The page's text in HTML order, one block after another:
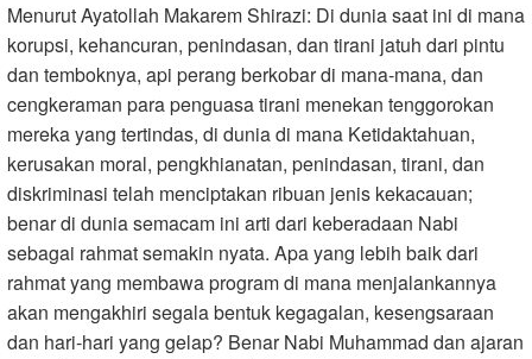
Menurut Ayatollah Makarem Shirazi: Di ​​dunia saat ini di mana
korupsi, kehancuran, penindasan, dan tirani jatuh dari pintu
dan temboknya, api perang berkobar di mana-mana, dan
cengkeraman para penguasa tirani menekan tenggorokan
mereka yang tertindas, di dunia di mana Ketidaktahuan,
kerusakan moral, pengkhianatan, penindasan, tirani, dan
diskriminasi telah menciptakan ribuan jenis kekacauan;
benar di dunia semacam ini arti dari keberadaan Nabi
sebagai rahmat semakin nyata. Apa yang lebih baik dari
rahmat yang membawa program di mana menjalankannya
akan mengakhiri segala bentuk kegagalan, kesengsaraan
dan hari-hari yang gelap? Benar Nabi Muhammad dan ajaran